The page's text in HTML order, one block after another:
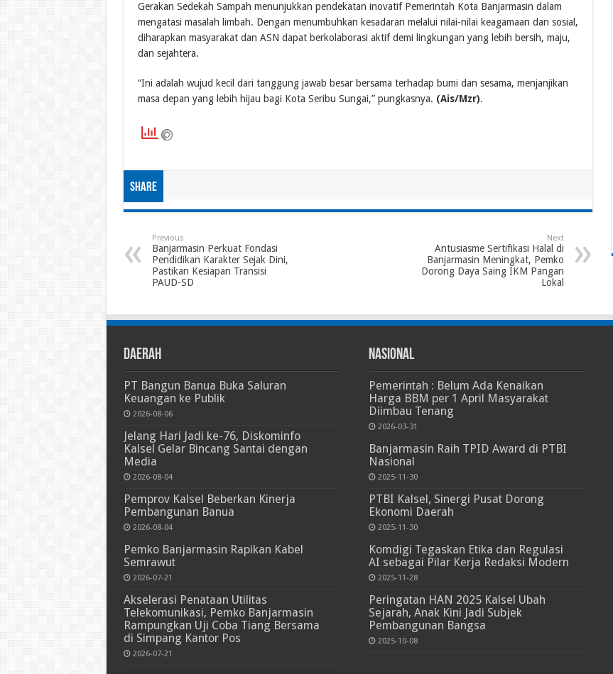
Gerakan Sedekah Sampah menunjukkan pendekatan inovatif Pemerintah Kota Banjarmasin dalam
mengatasi masalah limbah. Dengan menumbuhkan kesadaran melalui nilai-nilai keagamaan dan sosial,
diharapkan masyarakat dan ASN dapat berkolaborasi aktif demi lingkungan yang lebih bersih, maju,
dan sejahtera.
“Ini adalah wujud kecil dari tanggung jawab besar bersama terhadap bumi dan sesama, menjanjikan
masa depan yang lebih hijau bagi Kota Seribu Sungai,” pungkasnya. (Ais/Mzr).
Share
Previous
Banjarmasin Perkuat Fondasi
Pendidikan Karakter Sejak Dini,
Pastikan Kesiapan Transisi
PAUD-SD
Next
Antusiasme Sertifikasi Halal di
Banjarmasin Meningkat, Pemko
Dorong Daya Saing IKM Pangan
Lokal
Daerah
PT Bangun Banua Buka Saluran
Keuangan ke Publik
2026-08-06
Jelang Hari Jadi ke-76, Diskominfo
Kalsel Gelar Bincang Santai dengan
Media
2026-08-04
Pemprov Kalsel Beberkan Kinerja
Pembangunan Banua
2026-08-04
Pemko Banjarmasin Rapikan Kabel
Semrawut
2026-07-21
Akselerasi Penataan Utilitas
Telekomunikasi, Pemko Banjarmasin
Rampungkan Uji Coba Tiang Bersama
di Simpang Kantor Pos
2026-07-21
Nasional
Pemerintah : Belum Ada Kenaikan
Harga BBM per 1 April Masyarakat
Diimbau Tenang
2026-03-31
Banjarmasin Raih TPID Award di PTBI
Nasional
2025-11-30
PTBI Kalsel, Sinergi Pusat Dorong
Ekonomi Daerah
2025-11-30
Komdigi Tegaskan Etika dan Regulasi
AI sebagai Pilar Kerja Redaksi Modern
2025-11-28
Peringatan HAN 2025 Kalsel Ubah
Sejarah, Anak Kini Jadi Subjek
Pembangunan Bangsa
2025-10-08